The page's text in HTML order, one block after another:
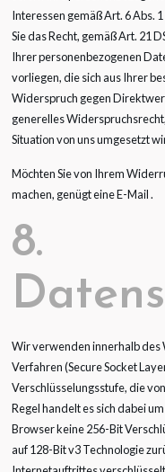
Interessen gemäß Art. 6 Abs.
Sie das Recht, gemäß Art. 21
Ihrer personenbezogenen
vorliegen, die sich aus Ihrer
Widerspruch gegen
generelles
Situation von uns umgesetzt
Möchten Sie von Ihrem
machen, genügt eine E-Mail .
8.
Wir verwenden innerhalb des
Verfahren (Secure Socket
Verschlüsselungsstufe, die
Regel handelt es sich dabei
Browser keine 256-Bit
auf 128-Bit v3 Technologie